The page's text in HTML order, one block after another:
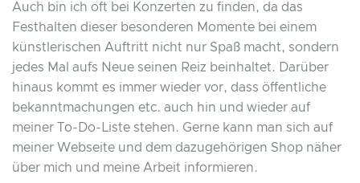
Auch bin ich oft bei Konzerten zu finden, da das
Festhalten dieser besonderen Momente bei einem
künstlerischen Auftritt nicht nur Spaß macht, sondern
jedes Mal aufs Neue seinen Reiz beinhaltet. Darüber
hinaus kommt es immer wieder vor, dass öffentliche
bekanntmachungen etc. auch hin und wieder auf
meiner To-Do-Liste stehen. Gerne kann man sich auf
meiner Webseite und dem dazugehörigen Shop näher
über mich und meine Arbeit informieren.